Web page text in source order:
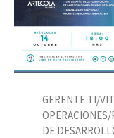
GERENTE TI/
OPERACIONES/
DE